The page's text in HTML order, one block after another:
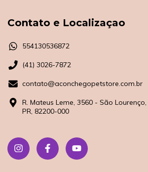
Contato e Localizaçao
554130536872
(41) 3026-7872
contato@aconchegopetstore.com.br
R. Mateus Leme, 3560 - São
PR, 82200-000